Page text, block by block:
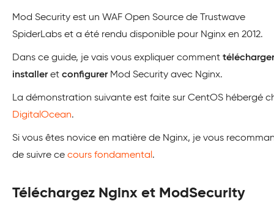
Mod Security est un WAF Open Source de Trustwave
SpiderLabs et a été rendu disponible pour Nginx en 2012.
Dans ce guide, je vais vous expliquer comment télécharger
installeret configurerMod Security avec Nginx.
La démonstration suivante est faite sur CentOS hébergé
DigitalOcean.
Si vous êtes novice en matière de Nginx, je vous
de suivre ce cours fondamental .
Téléchargez Nginx et ModSecurity